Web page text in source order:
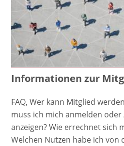
Informationen zur
FAQ, Wer kann Mitglied
muss ich mich anmelden
anzeigen? Wie errechnet sich
Welchen Nutzen habe ich von